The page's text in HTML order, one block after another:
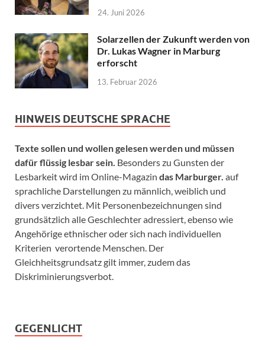
24. Juni 2026
Solarzellen der Zukunft werden von
Dr. Lukas Wagner in Marburg
erforscht
13. Februar 2026
HINWEIS DEUTSCHE SPRACHE
Texte sollen und wollen gelesen werden und müssen
dafür flüssig lesbar sein. Besonders zu Gunsten der
Lesbarkeit wird im Online-Magazin das Marburger. auf
sprachliche Darstellungen zu männlich, weiblich und
divers verzichtet. Mit Personenbezeichnungen sind
grundsätzlich alle Geschlechter adressiert, ebenso wie
Angehörige ethnischer oder sich nach individuellen
Kriterien verortende Menschen. Der
Gleichheitsgrundsatz gilt immer, zudem das
Diskriminierungsverbot.
GEGENLICHT